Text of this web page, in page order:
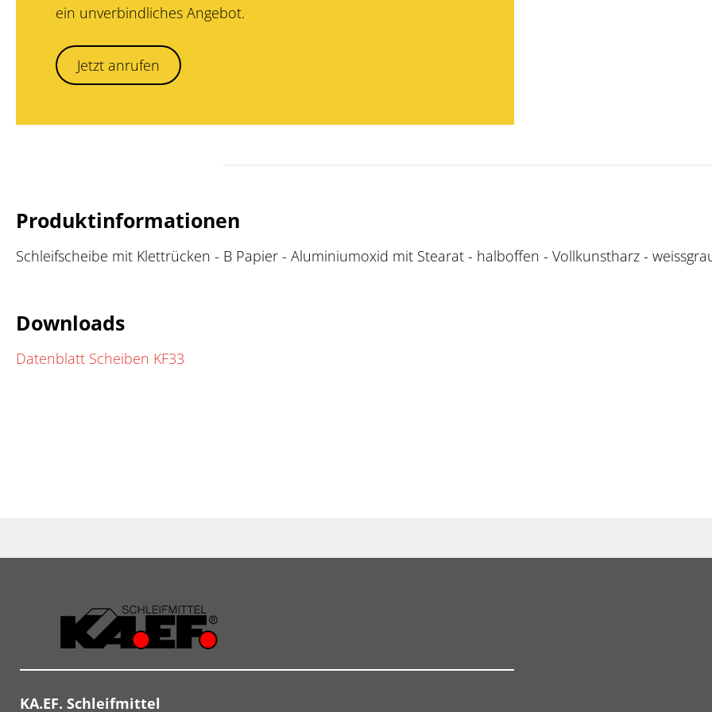
ein unverbindliches Angebot.
Jetzt anrufen
Produktinformationen
Schleifscheibe mit Klettrücken - B Papier - Aluminiumoxid mit Stearat - halboffen - Vollkunstharz -
Downloads
Datenblatt Scheiben KF33
KA.EF. Schleifmittel